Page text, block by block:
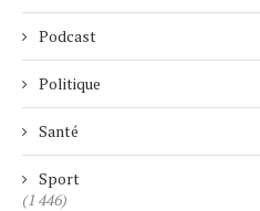
Podcast
Politique
Santé
Sport
(1 446)